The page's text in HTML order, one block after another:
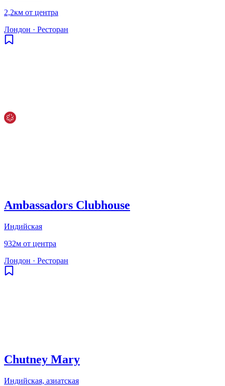
2,2км от центра
Лондон · Ресторан
Ambassadors Clubhouse
Индийская
932м от центра
Лондон · Ресторан
Chutney Mary
Индийская, азиатская